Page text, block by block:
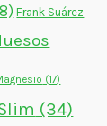
Frank Suárez
(17)
(34)